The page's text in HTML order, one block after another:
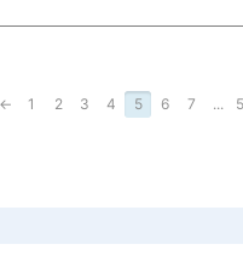
← 1 2 3 4 5 6 7 ...